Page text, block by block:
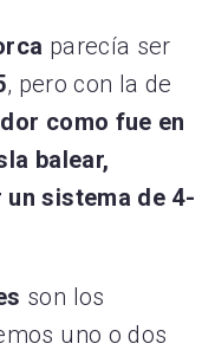
parecía ser
, pero con la de
como fue en
balear,
sistema de 4-
son los
uno o dos